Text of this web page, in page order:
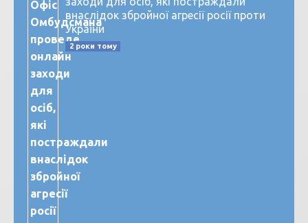
внаслідок збройної агресії росії проти
України
2 роки тому